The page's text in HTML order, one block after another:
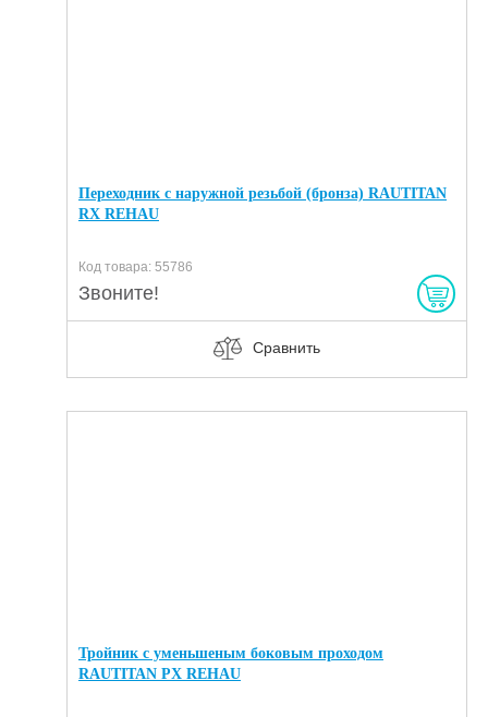
Переходник с наружной резьбой (бронза) RAUTITAN
RX REHAU
Код товара: 55786
Звоните!
Сравнить
Тройник с уменьшеным боковым проходом
RAUTITAN PX REHAU